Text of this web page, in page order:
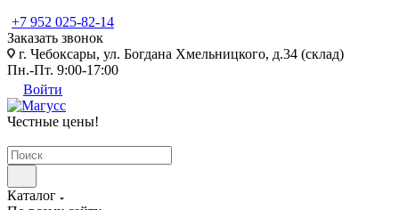
+7 952 025-82-14
Заказать звонок
г. Чебоксары, ул. Богдана Хмельницкого, д.34 (склад)
Пн.-Пт. 9:00-17:00
Войти
Честные цены!
Каталог